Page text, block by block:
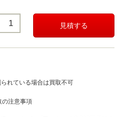
れている場合は買取不可
の注意事項